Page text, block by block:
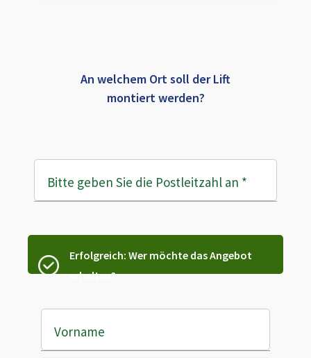
An welchem Ort soll der Lift
montiert werden?
Bitte geben Sie die Postleitzahl an *
Erfolgreich: Wer möchte das Angebot
erhalten?
Vorname